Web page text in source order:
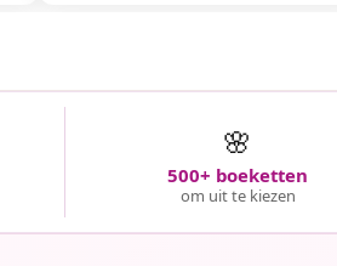
🌸
500+ boeketten
om uit te kiezen